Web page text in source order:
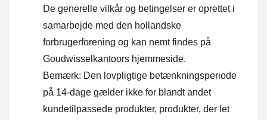
De generelle vilkår og betingelser er oprettet i
samarbejde med den hollandske
forbrugerforening og kan nemt findes på
Goudwisselkantoors hjemmeside.
Bemærk: Den lovpligtige betænkningsperiode
på 14-dage gælder ikke for blandt andet
kundetilpassede produkter, produkter, der let